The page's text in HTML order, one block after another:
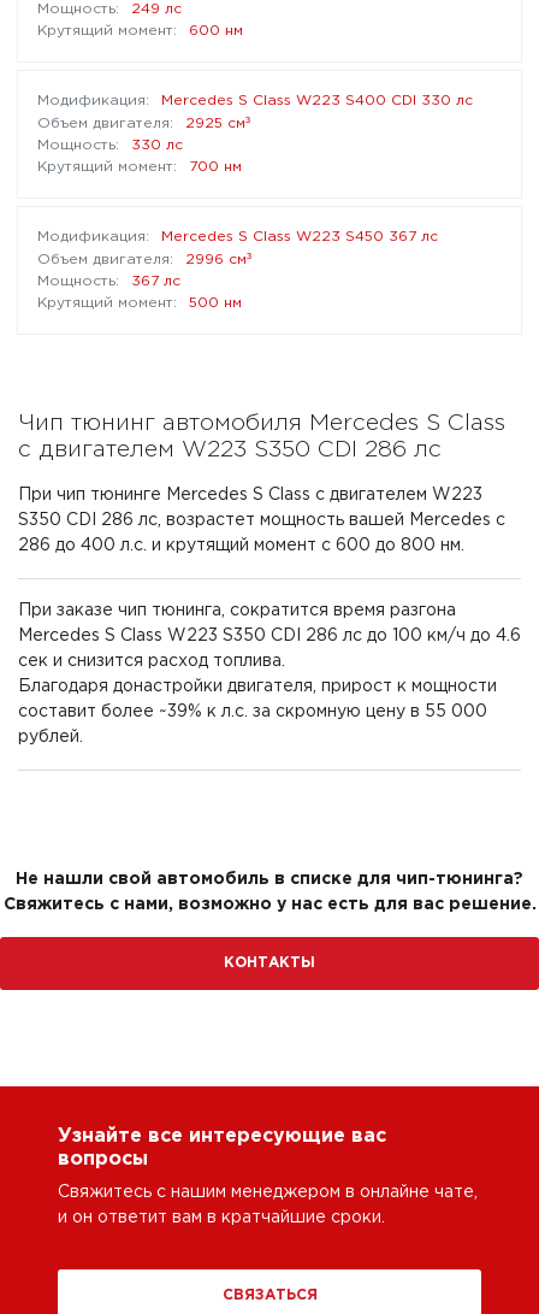
249 лс
600 нм
Mercedes S Class W223 S400 CDI 330 лс
2925 см³
330 лс
700 нм
Mercedes S Class W223 S450 367 лс
2996 см³
367 лс
500 нм
Чип тюнинг автомобиля Mercedes S Class
с двигателем W223 S350 CDI 286 лс
При чип тюнинге Mercedes S Class с двигателем W223
S350 CDI 286 лс, возрастет мощность вашей Mercedes с
286 до 400 л.с. и крутящий момент с 600 до 800 нм.
При заказе чип тюнинга, сократится время разгона
Mercedes S Class W223 S350 CDI 286 лс до 100 км/ч до 4.6
сек и снизится расход топлива.
Благодаря донастройки двигателя, прирост к мощности
составит более ~39% к л.с. за скромную цену в 55 000
рублей.
Не нашли свой автомобиль в списке для чип-тюнинга?
Свяжитесь с нами, возможно у нас есть для вас решение.
КОНТАКТЫ
Узнайте все интересующие вас
вопросы
Свяжитесь с нашим менеджером в онлайне чате,
и он ответит вам в кратчайшие сроки.
СВЯЗАТЬСЯ